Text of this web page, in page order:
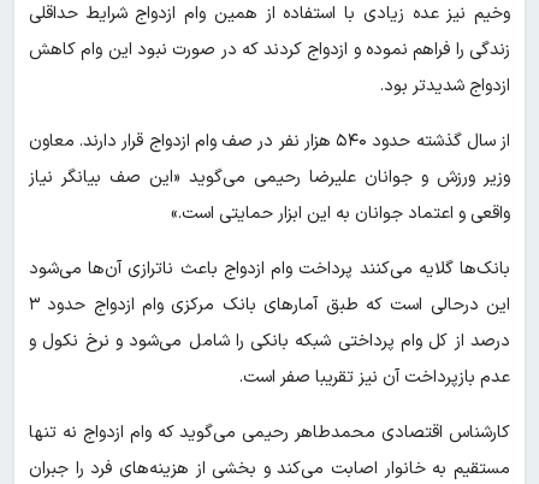
وخیم نیز عده‌ زیادی با استفاده از همین وام ازدواج شرایط حداقلی
زندگی را فراهم نموده و ازدواج کردند که در صورت نبود این وام کاهش
ازدواج شدیدتر بود.
از سال گذشته حدود ۵۴۰ هزار نفر در صف وام ازدواج قرار دارند. معاون
وزیر ورزش و جوانان علیرضا رحیمی می‌گوید «این صف بیانگر نیاز
واقعی و اعتماد ‎جوانان به این ابزار حمایتی است.»
بانک‌ها گلایه می‌کنند پرداخت وام ازدواج باعث ناترازی آن‌ها می‌شود
این درحالی است که طبق آمارهای بانک مرکزی وام ازدواج حدود ۳
درصد از کل وام پرداختی شبکه بانکی را شامل می‌شود و نرخ نکول و
عدم بازپرداخت آن نیز تقریبا صفر است.
کارشناس اقتصادی محمدطاهر رحیمی می‌گوید که وام ازدواج نه تنها
مستقیم به خانوار اصابت می‌کند و بخشی از هزینه‌های فرد را جبران